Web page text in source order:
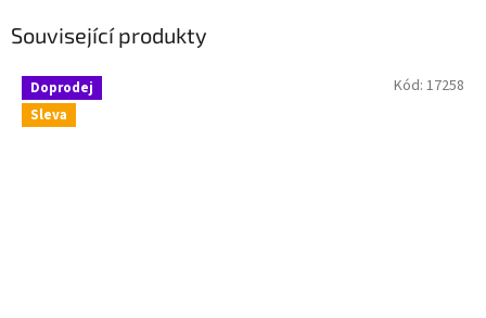
Související produkty
Doprodej
Sleva
Kód: 17258